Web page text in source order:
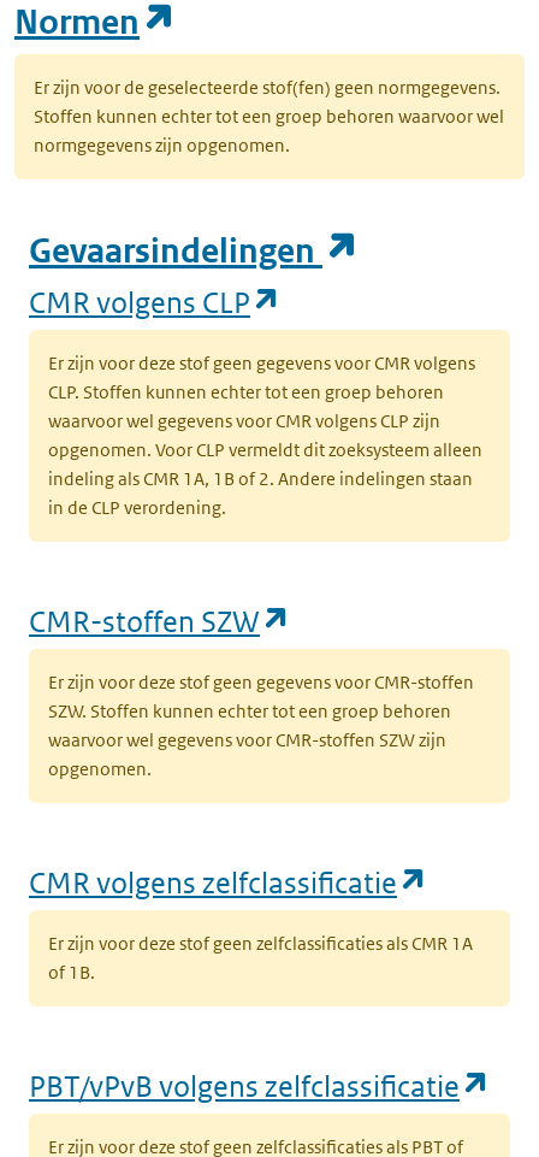
Normen
Er zijn voor de geselecteerde stof(fen) geen normgegevens.
Stoffen kunnen echter tot een groep behoren waarvoor wel
normgegevens zijn opgenomen.
Gevaarsindelingen
CMR volgens CLP
Er zijn voor deze stof geen gegevens voor CMR volgens
CLP. Stoffen kunnen echter tot een groep behoren
waarvoor wel gegevens voor CMR volgens CLP zijn
opgenomen. Voor CLP vermeldt dit zoeksysteem alleen
indeling als CMR 1A, 1B of 2. Andere indelingen staan
in de CLP verordening.
CMR-stoffen SZW
Er zijn voor deze stof geen gegevens voor CMR-stoffen
SZW. Stoffen kunnen echter tot een groep behoren
waarvoor wel gegevens voor CMR-stoffen SZW zijn
opgenomen.
CMR volgens zelfclassificatie
Er zijn voor deze stof geen zelfclassificaties als CMR 1A
of 1B.
PBT/vPvB volgens zelfclassificatie
Er zijn voor deze stof geen zelfclassificaties als PBT of